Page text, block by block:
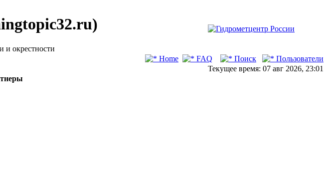
и окрестности
Home FAQ Поиск
Пользователи
Текущее время: 07 авг 2026, 23:01